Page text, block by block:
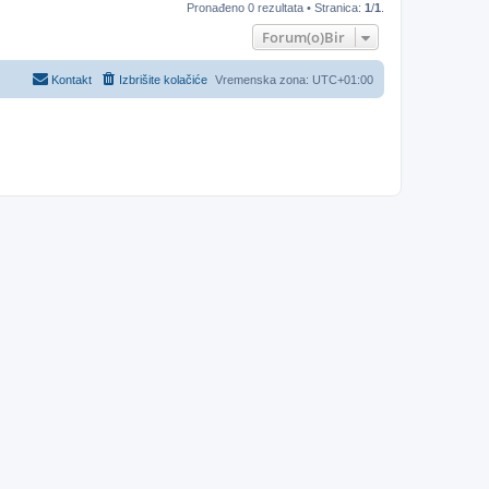
Pronađeno 0 rezultata • Stranica: 1/1
Forum(o)Bir
Vremenska zona: UTC+01:00
Izbrišite kolačiće
Kontakt